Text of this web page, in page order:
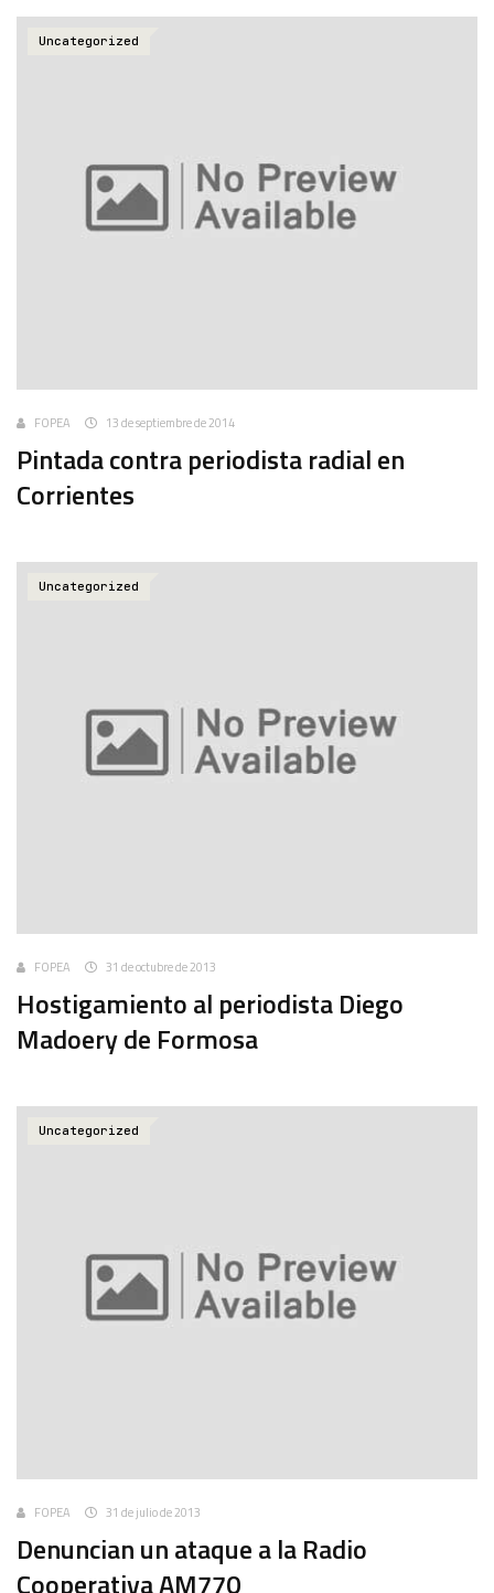
Uncategorized
FOPEA 13 de septiembre de 2014
Pintada contra periodista radial en
Corrientes
Uncategorized
FOPEA 31 de octubre de 2013
Hostigamiento al periodista Diego
Madoery de Formosa
Uncategorized
FOPEA 31 de julio de 2013
Denuncian un ataque a la Radio
Cooperativa AM770